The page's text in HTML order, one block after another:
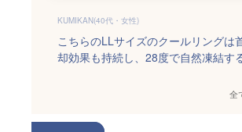
KUMIKAN(40代・女性)
こちらのLLサイズのクールリング
却効果も持続し、28度で自然凍結す
全